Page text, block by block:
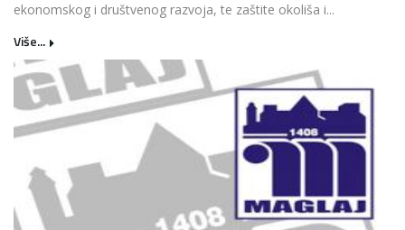
ekonomskog i društvenog razvoja, te zaštite okoliša i...
Više...